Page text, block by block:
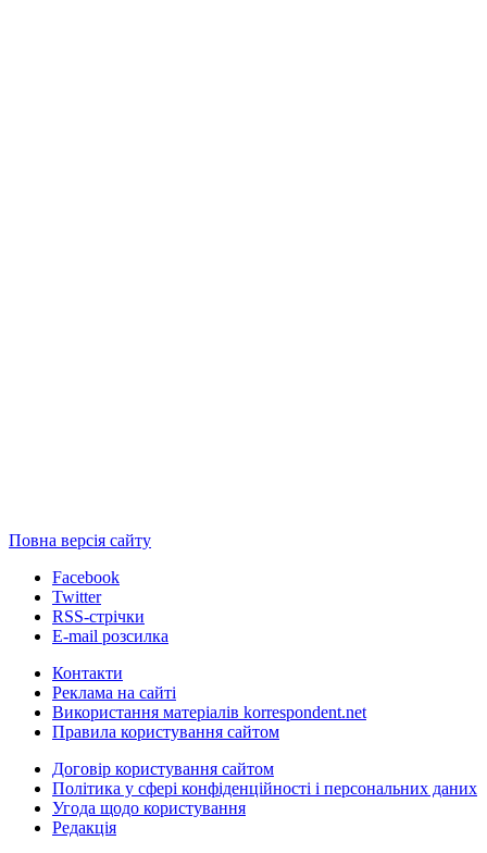
Повна версія сайту
Facebook
Twitter
RSS-стрічки
E-mail розсилка
Контакти
Реклама на сайті
Використання матеріалів korrespondent.net
Правила користування сайтом
Договір користування сайтом
Політика у сфері конфіденційності і персональних даних
Угода щодо користування
Редакція